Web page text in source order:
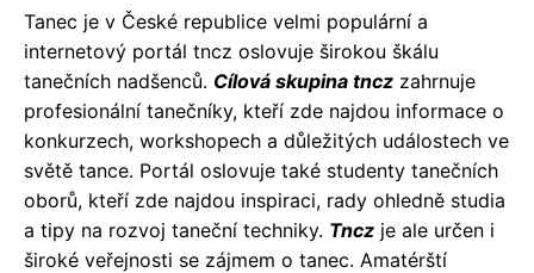
Tanec je v České republice velmi populární a
internetový portál tncz oslovuje širokou škálu
tanečních nadšenců. Cílová skupina tncz zahrnuje
profesionální tanečníky, kteří zde najdou informace o
konkurzech, workshopech a důležitých událostech ve
světě tance. Portál oslovuje také studenty tanečních
oborů, kteří zde najdou inspiraci, rady ohledně studia
a tipy na rozvoj taneční techniky. Tncz je ale určen i
široké veřejnosti se zájmem o tanec. Amatérští